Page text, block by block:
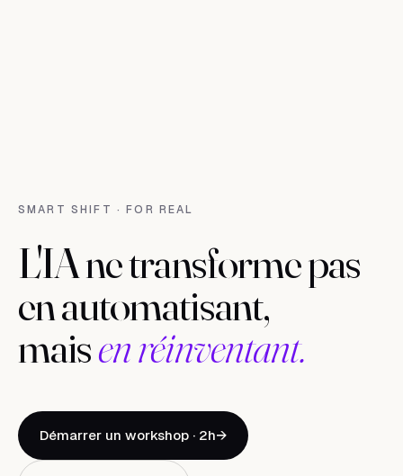
SMART SHIFT · FOR REAL
L'IAnetransformepas
enautomatisant,
maisenréinventant.
Démarrer un workshop · 2h→